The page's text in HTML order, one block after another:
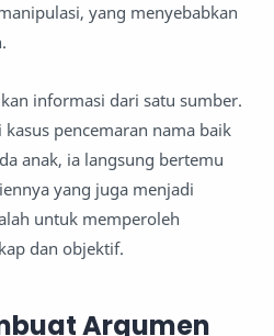
yang menyebabkan
informasi dari satu sumber.
pencemaran nama baik
anak, ia langsung bertemu
yang juga menjadi
untuk memperoleh
dan objektif.
Argumen